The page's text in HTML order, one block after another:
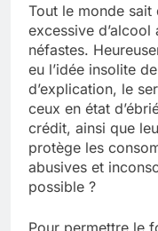
Tout le monde
excessive
néfastes.
eu l’idée insolite
d’explication, le
ceux en état
crédit, ainsi que
protège les
abusives et
possible ?
Pour permettre le